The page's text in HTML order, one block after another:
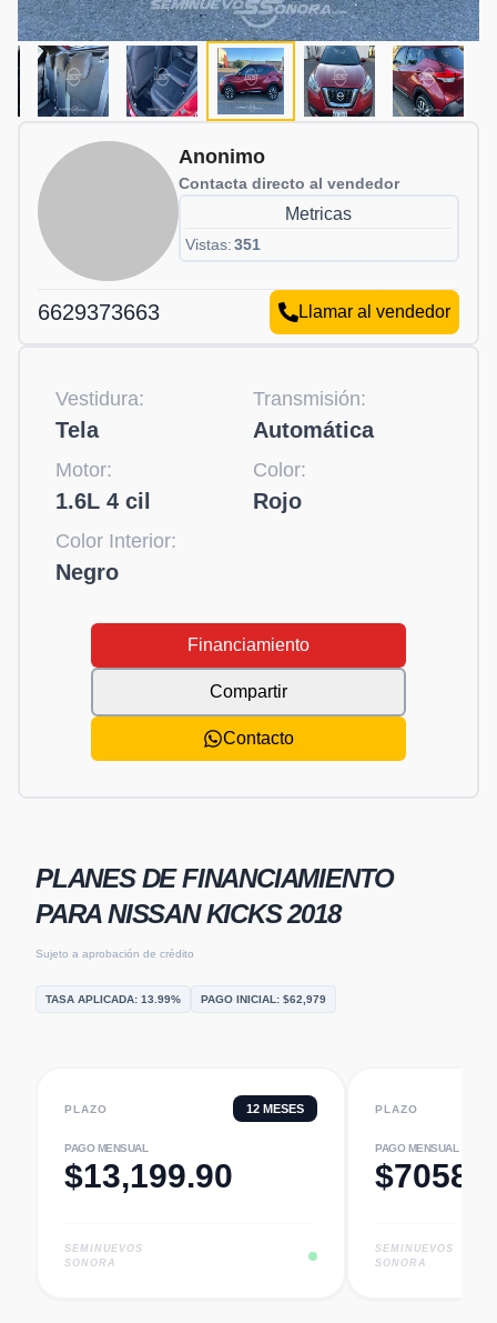
Anonimo
Contacta directo al vendedor
Metricas
Vistas:351
6629373663 Llamar al vendedor
Vestidura:
Tela
Transmisión:
Automática
Motor:
1.6L 4 cil
Color:
Rojo
Color Interior:
Negro
Financiamiento
Compartir
Contacto
PLANES DE FINANCIAMIENTO
PARANISSAN KICKS 2018
Sujeto a aprobación de crédito
TASA APLICADA: 13.99% PAGO INICIAL: $62,979
PLAZO 12 MESES
PAGO MENSUAL
$13,199.90
SEMINUEVOS
SONORA
PLAZO
PAGO MENSUAL
$
SEMINUEVOS
SONORA